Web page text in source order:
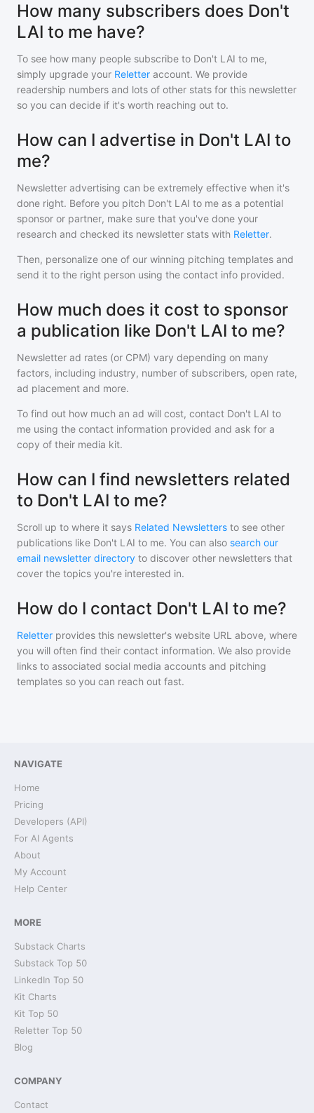
How many subscribers does Don't
LAI to me have?
To see how many people subscribe to Don't LAI to me,
simply upgrade your Reletter account. We provide
readership numbers and lots of other stats for this newsletter
so you can decide if it's worth reaching out to.
How can I advertise in Don't LAI to
me?
Newsletter advertising can be extremely effective when it's
done right. Before you pitch Don't LAI to me as a potential
sponsor or partner, make sure that you've done your
research and checked its newsletter stats with Reletter.
Then, personalize one of our winning pitching templates and
send it to the right person using the contact info provided.
How much does it cost to sponsor
a publication like Don't LAI to me?
Newsletter ad rates (or CPM) vary depending on many
factors, including industry, number of subscribers, open rate,
ad placement and more.
To find out how much an ad will cost, contact Don't LAI to
me using the contact information provided and ask for a
copy of their media kit.
How can I find newsletters related
to Don't LAI to me?
Scroll up to where it says Related Newsletters to see other
publications like Don't LAI to me. You can also search our
email newsletter directory to discover other newsletters that
cover the topics you're interested in.
How do I contact Don't LAI to me?
Reletter provides this newsletter's website URL above, where
you will often find their contact information. We also provide
links to associated social media accounts and pitching
templates so you can reach out fast.
NAVIGATE
Home
Pricing
Developers (API)
For AI Agents
About
My Account
Help Center
MORE
Substack Charts
Substack Top 50
LinkedIn Top 50
Kit Charts
Kit Top 50
Reletter Top 50
Blog
COMPANY
Contact